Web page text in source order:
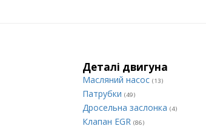
Деталі двигуна
Масляний насос (13)
Патрубки (49)
Дросельна заслонка (4)
Клапан EGR (86)